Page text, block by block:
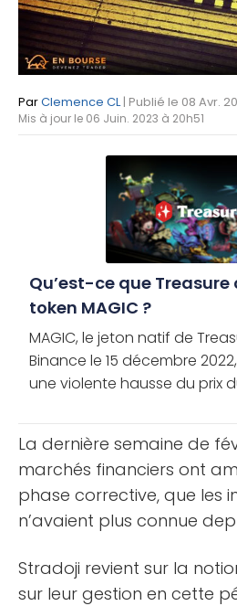
ParClemence CL | Publié le 08 Avr.
Mis à jour le 06 Juin. 2023 à 20h51
Qu’est-ce que
token MAGIC ?
MAGIC, le jeton natif de
Binance le 15 décembre
une violente hausse du prix
La dernière semaine de
marchés financiers ont
phase corrective, que les
n’avaient plus connue
Stradoji revient sur la
sur leur gestion en cette